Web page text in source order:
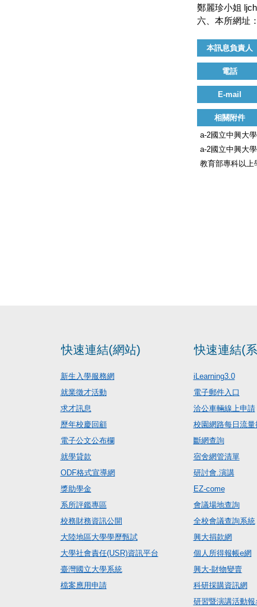
鄭麗珍小姐
六、本所網址：
本訊息負責人
電話
E-mail
相關附件
a-2國立中興大
a-2國立中興大
教育部專科以上
快速連結(網站)
新生入學服務網
就業徵才活動
求才訊息
歷年校慶回顧
電子公文公布欄
就學貸款
ODF格式宣導網
獎助學金
系所評鑑專區
校務財務資訊公開
大陸地區大學學歷甄試
大學社會責任(USR)資訊平台
臺灣國立大學系統
檔案應用申請
快速連結(
iLearning3.0
電子郵件入口
洽公車輛線上申請
校園網路每日流量
斷網查詢
宿舍網管清單
研討會.演講
EZ-come
會議場地查詢
全校會議查詢系統
興大捐款網
個人所得報帳e網
興大-財物變賣
科研採購資訊網
研習暨演講活動報